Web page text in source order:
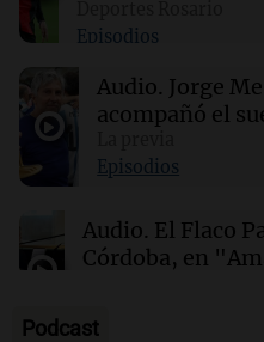
01:31 Ciencia
salud entre vino,
00:32 Clima
Clima en Salta: cómo
Episodios
Audio. Jorge
acompañó el
Episodios
Audio. El Flaco
Córdoba, en
Podcast